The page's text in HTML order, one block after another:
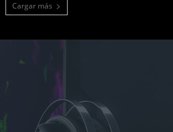
Cargar más